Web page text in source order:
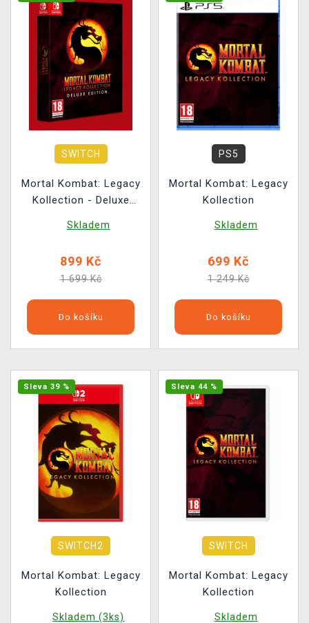
SWITCH
Mortal Kombat: Legacy
Kollection - Deluxe
Skladem
899 Kč
1 699 Kč
Do košíku
PS5
Mortal Kombat: Legacy
Kollection
Skladem
699 Kč
1 249 Kč
Do košíku
Sleva 39 %
SWITCH2
Mortal Kombat: Legacy
Kollection
Skladem (3ks)
Sleva 44 %
SWITCH
Mortal Kombat: Legacy
Kollection
Skladem